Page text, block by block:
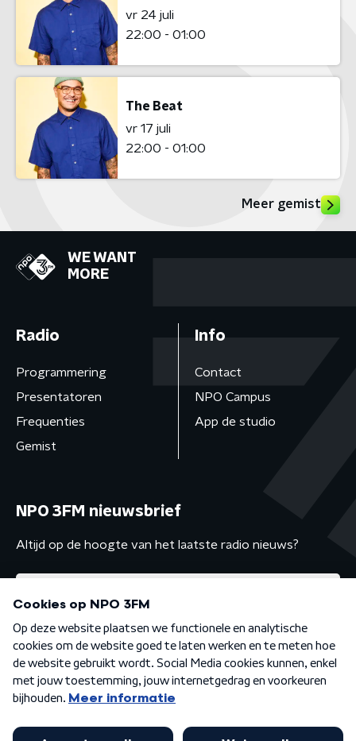
vr 24 juli
22:00 - 01:00
The Beat
vr 17 juli
22:00 - 01:00
Meer gemist
WE WANT
MORE
Radio
Programmering
Presentatoren
Frequenties
Gemist
Info
Contact
NPO Campus
App de studio
NPO 3FM nieuwsbrief
Altijd op de hoogte van het laatste radio nieuws?
Algemene voorwaarden Privacybeleid